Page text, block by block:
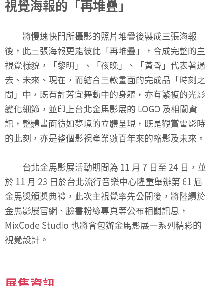
視覺海報的「再堆疊」
將慢速快門所攝影的照片堆疊後製成三張海報
後，此三張海報更能彼此「再堆疊」，合成完整的主
視覺樣貌，「黎明」、「夜晚」、「黃昏」代表著過
去、未來、現在，而結合三款畫面的完成品「時刻之
間」中，既有許芳宜舞動中的身軀，亦有繁複的光影
變化細節，並印上台北金馬影展的 LOGO 及相關資
訊，整體畫面彷如夢境的立體呈現，既是觀賞電影時
的此刻，亦是整個影視產業數百年來的縮影及未來。
台北金馬影展活動期間為 11 月 7 日至 24 日，並
於 11 月 23 日於台北流行音樂中心隆重舉辦第 61 屆
金馬獎頒獎典禮，此次主視覺率先公開後，將陸續於
金馬影展官網、臉書粉絲專頁等公布相關訊息，
MixCode Studio 也將會包辦金馬影展一系列精彩的
視覺設計。